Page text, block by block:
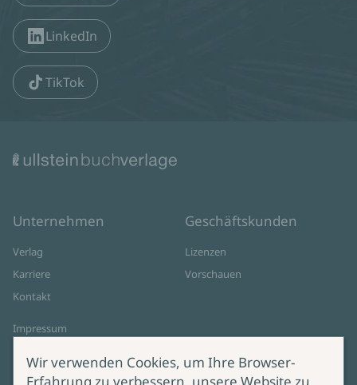
LinkedIn
TikTok
Unternehmen
Verlag
Karriere
Kontakt
Impressum
Cookie-Einstellungen
Geschäftskunden
Lizenzen
Vorschauen
Wir verwenden Cookies, um Ihre Browser-